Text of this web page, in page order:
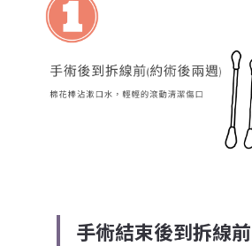
手術結束後到拆線